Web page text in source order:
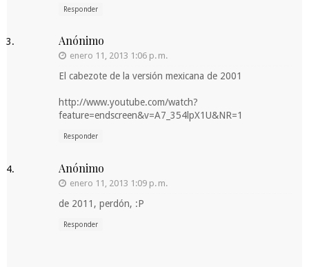
Responder
Anónimo
enero 11, 2013 1:06 p. m.
El cabezote de la versión mexicana de 2001
http://www.youtube.com/watch?
feature=endscreen&v=A7_354lpX1U&NR=1
Responder
Anónimo
enero 11, 2013 1:09 p. m.
de 2011, perdón, :P
Responder